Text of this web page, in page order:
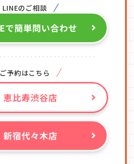
LINEのご相談
ご予約はこちら